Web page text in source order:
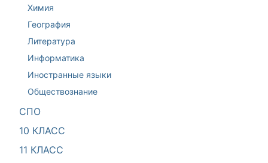
Химия
География
Литература
Информатика
Иностранные языки
Обществознание
СПО
10 КЛАСС
11 КЛАСС